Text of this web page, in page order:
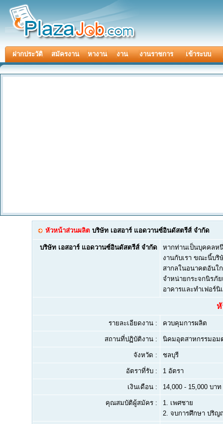
ฝากประวัติ สมัครงาน หางาน งาน งานราชการ เข้าระบบ
หัวหน้าส่วนผลิต บริษัท เอสอาร์ แอดวานซ์อินดัสตรีส์ จำกัด
บริษัท เอสอาร์ แอดวานซ์อินดัสตรีส์ จำกัด
หากท่านเป็นบุคคลห
งานกับเรา ขณะนี้บริ
สากลในอนาคตอันใ
จำหน่ายกระจกนิรภั
อาคารและทำเฟอร์นิ
รายละเอียดงาน : ควบคุมการผลิต
สถานที่ปฏิบัติงาน : นิคมอุตสาหกรรมอ
จังหวัด : ชลบุรี
อัตราที่รับ : 1 อัตรา
เงินเดือน : 14,000 - 15,000 บาท
คุณสมบัติผู้สมัคร : 1. เพศชาย
2. จบการศึกษา ปริญ